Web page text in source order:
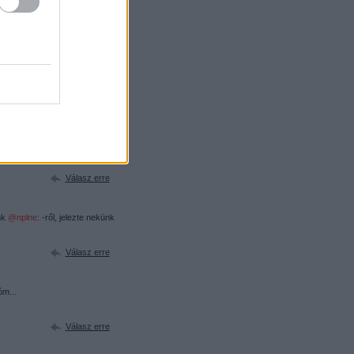
a témában. A sakk
és az erődben is van egy-
hozta el, hanem a
legjobbjaitól nagyon
Válasz erre
@nplne: -ről, jelezte nekünk
Válasz erre
Válasz erre